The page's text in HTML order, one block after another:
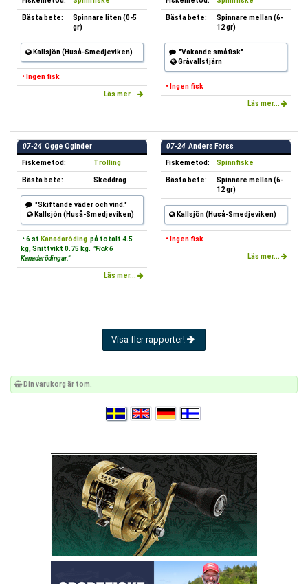
Bästa bete:
Spinnare liten (0-5
gr)
Kallsjön (Huså-Smedjeviken)
• Ingen fisk
Läs mer...
Bästa bete:
Spinnare mellan (6-
12 gr)
"Vakande småfisk"
Gråvallstjärn
• Ingen fisk
Läs mer...
07-24 Ogge Oginder
Fiskemetod: Trolling
Bästa bete: Skeddrag
"Skiftande väder och vind."
Kallsjön (Huså-Smedjeviken)
• 6 st Kanadaröding på totalt 4.5
kg, Snittvikt 0.75 kg. "Fick 6
Kanadarödingar."
Läs mer...
07-24 Anders Forss
Fiskemetod: Spinnfiske
Bästa bete:
Spinnare mellan (6-
12 gr)
Kallsjön (Huså-Smedjeviken)
• Ingen fisk
Läs mer...
Visa fler rapporter!
Din varukorg är tom.